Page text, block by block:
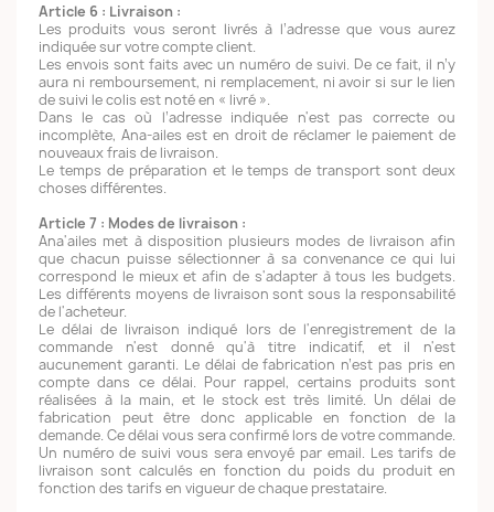
Article 6 : Livraison :
Les produits vous seront livrés à l’adresse que vous aurez
indiquée sur votre compte client.
Les envois sont faits avec un numéro de suivi. De ce fait, il n’y
aura ni remboursement, ni remplacement, ni avoir si sur le lien
de suivi le colis est noté en « livré ».
Dans le cas où l’adresse indiquée n'est pas correcte ou
incomplète, Ana-ailes est en droit de réclamer le paiement de
nouveaux frais de livraison.
Le temps de préparation et le temps de transport sont deux
choses différentes.
Article 7 : Modes de livraison :
Ana'ailes met à disposition plusieurs modes de livraison afin
que chacun puisse sélectionner à sa convenance ce qui lui
correspond le mieux et afin de s'adapter à tous les budgets.
Les différents moyens de livraison sont sous la responsabilité
de l'acheteur.
Le délai de livraison indiqué lors de l'enregistrement de la
commande n'est donné qu'à titre indicatif, et il n'est
aucunement garanti. Le délai de fabrication n’est pas pris en
compte dans ce délai. Pour rappel, certains produits sont
réalisées à la main, et le stock est très limité. Un délai de
fabrication peut être donc applicable en fonction de la
demande. Ce délai vous sera confirmé lors de votre commande.
Un numéro de suivi vous sera envoyé par email. Les tarifs de
livraison sont calculés en fonction du poids du produit en
fonction des tarifs en vigueur de chaque prestataire.